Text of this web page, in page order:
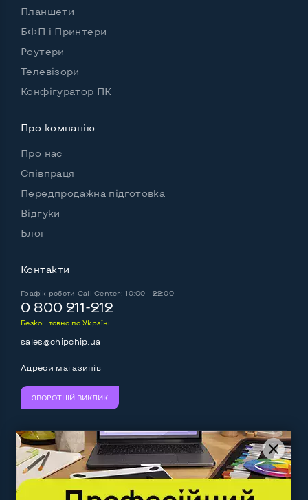
Планшети
БФП і Принтери
Роутери
Телевізори
Конфігуратор ПК
Про компанію
Про нас
Співпраця
Передпродажна підготовка
Відгуки
Блог
Контакти
Графік роботи Call Center: 10:00 - 22:00
0 800 211-212
Безкоштовно по Україні
sales@chipchip.ua
Адреси магазинів
ЗВОРОТНІЙ ВИКЛИК
Ми приймаємо: Слідкуйте за нами: